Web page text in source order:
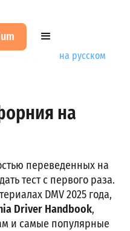
Калифорния на русском
на
переведенных на
тест с первого раза.
DMV 2025 года,
Driver Handbook,
и самые популярные